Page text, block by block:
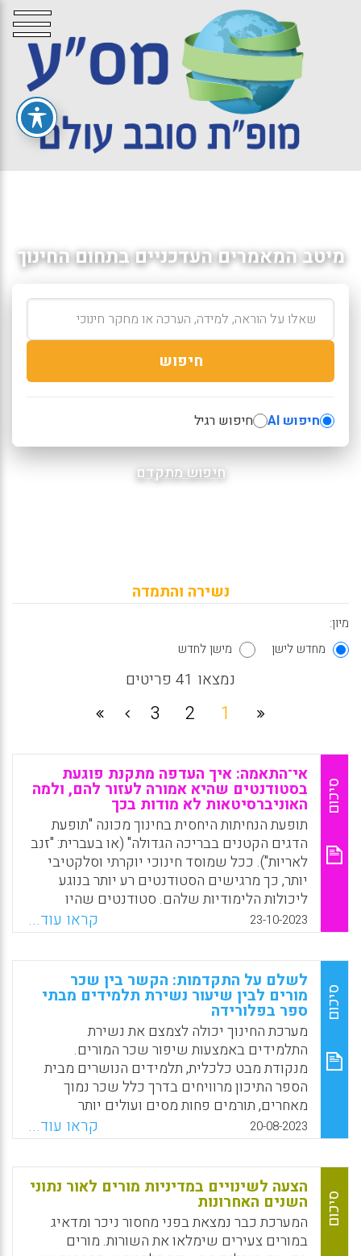
מיטב המאמרים העדכניים בתחום החינוך
חיפוש
חיפוש AI חיפוש רגיל
חיפוש מתקדם
נשירה והתמדה
מיון:
מחדש לישן
מישן לחדש
נמצאו 41 פריטים
1
2
3
סיכום
אי־התאמה: איך העדפה מתקנת פוגעת
בסטודנטים שהיא אמורה לעזור להם, ולמה
האוניברסיטאות לא מודות בכך
תופעת הנחיתות היחסית בחינוך מכונה "תופעת
הדגים הקטנים בבריכה הגדולה" (או בעברית: "זנב
לאריות"). ככל שמוסד חינוכי יוקרתי וסלקטיבי
יותר, כך מרגישים הסטודנטים רע יותר בנוגע
ליכולות הלימודיות שלהם. סטודנטים שהיו
יכולים להיות מצטיינים בבית ספר טוב יכולים
ליפול בקלות אל תחתית הרשימה בבית ספר
מעולה. וההרגשה הזאת – סובייקטיבית ומגוחכת
ואי-רציונלית ככל שתהיה – היא חשובה. מה
שאתם מרגישים בנוגע ליכולות שלהם –
"התפישה העצמית" האקדמית שלכם – בהשוואה
לחבריכם לספסל הלימודים מעצב את נכונותכם
להתמודד עם אתגרים ולבצע משימות קשות. זה
יסוד מכריע במוטיבציה ובביטחון העצמי שלכם.
WhatsApp
Facebook
Email
X
23-10-2023 קראו עוד...
סיכום
לשלם על התקדמות: הקשר בין שכר
מורים לבין שיעור נשירת תלמידים מבתי
ספר בפלורידה
מערכת החינוך יכולה לצמצם את נשירת
התלמידים באמצעות שיפור שכר המורים.
מנקודת מבט כלכלית, תלמידים הנושרים מבית
הספר התיכון מרוויחים בדרך כלל שכר נמוך
מאחרים, תורמים פחות מסים ועולים יותר
בהוצאות ציבוריות מאשר אלה שהשלימו את
לימודיהם בבית הספר התיכון
WhatsApp
Facebook
Email
X
20-08-2023 קראו עוד...
סיכום
הצעה לשינויים במדיניות מורים לאור נתוני
השנים האחרונות
המערכת כבר נמצאת בפני מחסור ניכר ומדאיג
במורים צעירים שימלאו את השורות. מורים